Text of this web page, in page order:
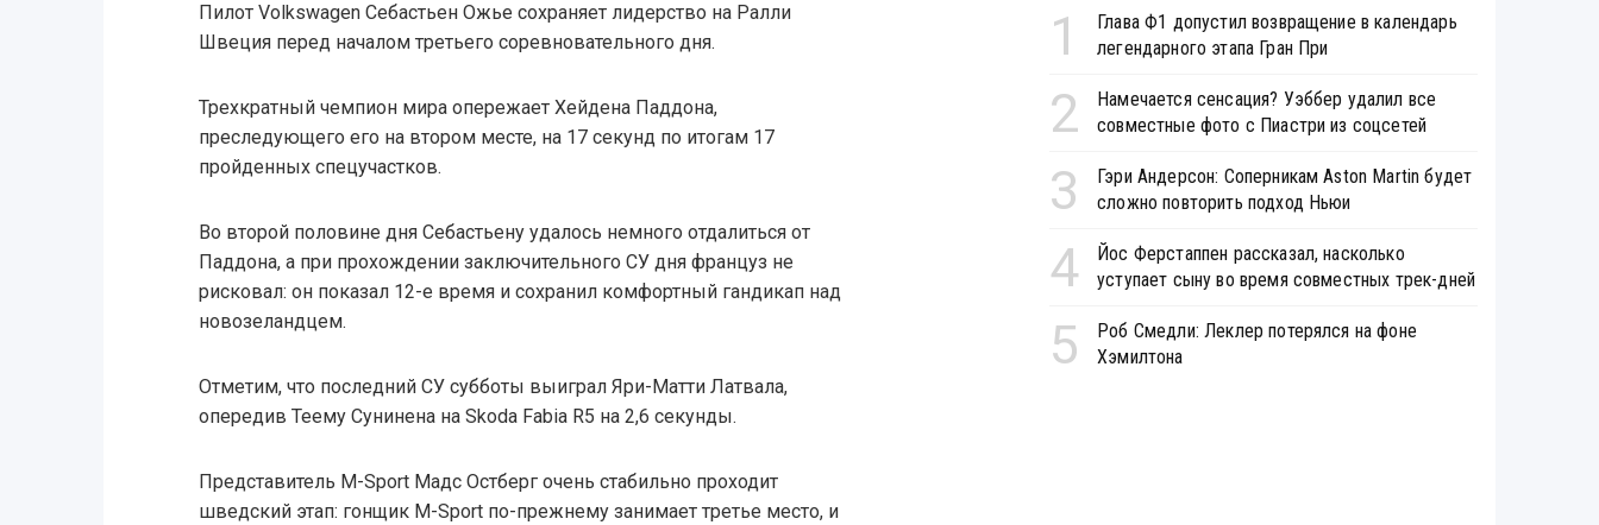
Пилот Volkswagen Себастьен Ожье сохраняет лидерство на Ралли
Швеция перед началом третьего соревновательного дня.
Трехкратный чемпион мира опережает Хейдена Паддона,
преследующего его на втором месте, на 17 секунд по итогам 17
пройденных спецучастков.
Во второй половине дня Себастьену удалось немного отдалиться от
Паддона, а при прохождении заключительного СУ дня француз не
рисковал: он показал 12-е время и сохранил комфортный гандикап над
новозеландцем.
Отметим, что последний СУ субботы выиграл Яри-Матти Латвала,
опередив Теему Сунинена на Skoda Fabia R5 на 2,6 секунды.
Представитель M-Sport Мадс Остберг очень стабильно проходит
шведский этап: гонщик M-Sport по-прежнему занимает третье место, и
1
Глава Ф1 допустил возвращение в календарь
легендарного этапа Гран При
2
Намечается сенсация? Уэббер удалил все
совместные фото с Пиастри из соцсетей
3
Гэри Андерсон: Соперникам Aston Martin будет
сложно повторить подход Ньюи
4
Йос Ферстаппен рассказал, насколько
уступает сыну во время совместных трек-дней
5
Роб Смедли: Леклер потерялся на фоне
Хэмилтона